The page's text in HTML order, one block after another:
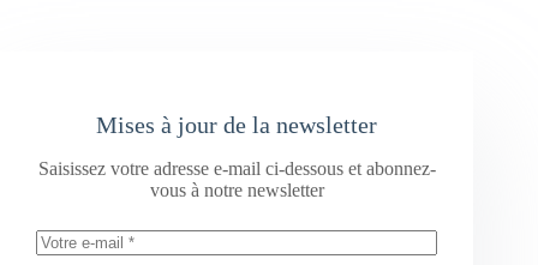
Mises à jour de la newsletter
Saisissez votre adresse e-mail ci-dessous et abonnez-
vous à notre newsletter